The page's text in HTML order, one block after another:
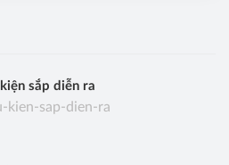
sắp diễn ra
kien-sap-dien-ra